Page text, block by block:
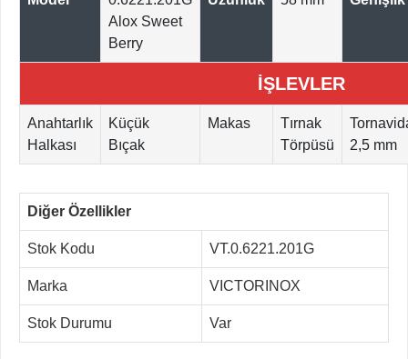
Alox Sweet
Berry
İŞLEVLER
Anahtarlık
Halkası
Küçük
Bıçak
Makas
Tırnak
Törpüsü
2,5 mm
Diğer Özellikler
Stok Kodu VT.0.6221.201G
Marka VICTORINOX
Stok Durumu Var